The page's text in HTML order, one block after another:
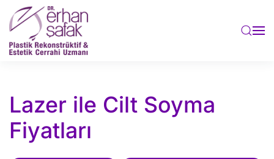
Skip to main content
Lazer ile Cilt Soyma
Fiyatları